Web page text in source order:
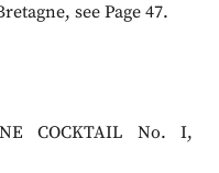
see Page 47.
COCKTAIL No. I,